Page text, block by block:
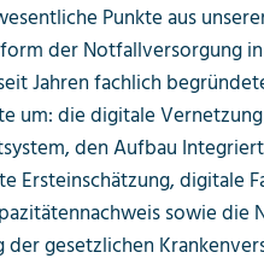
Punkte aus
der Notfallversorgung
Jahren fachlich
um: die digitale Vernetzung
den Aufbau
Ersteinschätzung, digitale
sowie
der gesetzlichen